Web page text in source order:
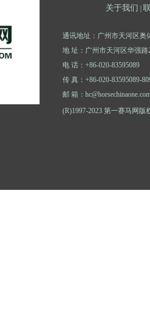
关于我们
通讯地址：广州市天河区奥
地 址：广州市天河区华强路
电 话：+86-020-83595089
传 真：+86-020-83595089-
邮 箱：
(R)1997-2023 第一赛马网版